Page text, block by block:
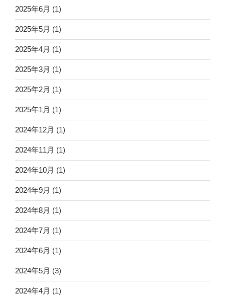
2025年6月 (1)
2025年5月 (1)
2025年4月 (1)
2025年3月 (1)
2025年2月 (1)
2025年1月 (1)
2024年12月 (1)
2024年11月 (1)
2024年10月 (1)
2024年9月 (1)
2024年8月 (1)
2024年7月 (1)
2024年6月 (1)
2024年5月 (3)
2024年4月 (1)